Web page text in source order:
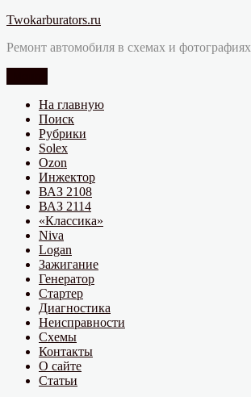
Перейти
содержимому
Twokarburators.ru
Ремонт автомобиля в схемах и фотографиях
На главную
Поиск
Рубрики
Solex
Ozon
Инжектор
ВАЗ 2108
ВАЗ 2114
«Классика»
Niva
Logan
Зажигание
Генератор
Стартер
Диагностика
Неисправности
Схемы
Контакты
О сайте
Статьи